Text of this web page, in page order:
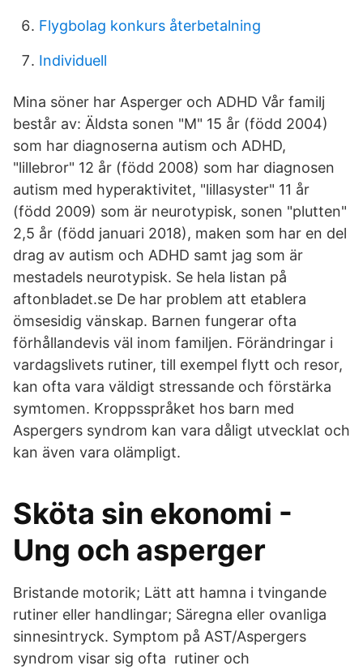
Flygbolag konkurs återbetalning
Individuell
Mina söner har Asperger och ADHD Vår familj
består av: Äldsta sonen "M" 15 år (född 2004)
som har diagnoserna autism och ADHD,
"lillebror" 12 år (född 2008) som har diagnosen
autism med hyperaktivitet, "lillasyster" 11 år
(född 2009) som är neurotypisk, sonen "plutten"
2,5 år (född januari 2018), maken som har en del
drag av autism och ADHD samt jag som är
mestadels neurotypisk. Se hela listan på
aftonbladet.se De har problem att etablera
ömsesidig vänskap. Barnen fungerar ofta
förhållandevis väl inom familjen. Förändringar i
vardagslivets rutiner, till exempel flytt och resor,
kan ofta vara väldigt stressande och förstärka
symtomen. Kroppsspråket hos barn med
Aspergers syndrom kan vara dåligt utvecklat och
kan även vara olämpligt.
Sköta sin ekonomi -
Ung och asperger
Bristande motorik; Lätt att hamna i tvingande
rutiner eller handlingar; Säregna eller ovanliga
sinnesintryck. Symptom på AST/Aspergers
syndrom visar sig ofta rutiner och